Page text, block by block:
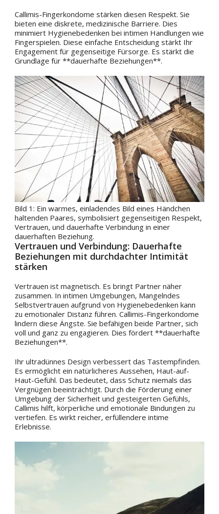
Callimis-Fingerkondome stärken diesen Respekt. Sie
bieten eine diskrete, medizinische Barriere. Dies
minimiert Hygienebedenken bei intimen Handlungen wie
Fingerspielen. Diese einfache Entscheidung stärkt Ihr
Engagement für gegenseitige Fürsorge. Es stärkt die
Grundlage für **dauerhafte Beziehungen**.
Bild 1: Ein warmes, einladendes Bild eines Händchen
haltenden Paares, symbolisiert gegenseitigen Respekt,
Vertrauen, und dauerhafte Verbindung in einer
dauerhaften Beziehung.
Vertrauen und Verbindung: Dauerhafte
Beziehungen mit durchdachter Intimität
stärken
Vertrauen ist magnetisch. Es bringt Partner näher
zusammen. In intimen Umgebungen, Mangelndes
Selbstvertrauen aufgrund von Hygienebedenken kann
zu emotionaler Distanz führen. Callimis-Fingerkondome
lindern diese Ängste. Sie befähigen beide Partner, sich
voll und ganz zu engagieren. Dies fördert **dauerhafte
Beziehungen**.
Ihr ultradünnes Design verbessert das Tastempfinden.
Es ermöglicht ein natürlicheres Aussehen, Haut-auf-
Haut-Gefühl. Das bedeutet, dass Schutz niemals das
Vergnügen beeinträchtigt. Durch die Förderung einer
Umgebung der Sicherheit und gesteigerten Gefühls,
Callimis hilft, körperliche und emotionale Bindungen zu
vertiefen. Es wirkt reicher, erfüllendere intime
Erlebnisse.